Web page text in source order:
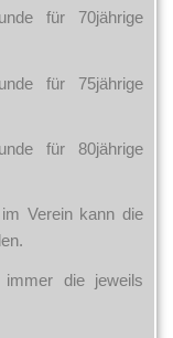
für 70jährige
für 75jährige
für 80jährige
Verein kann die
immer die jeweils